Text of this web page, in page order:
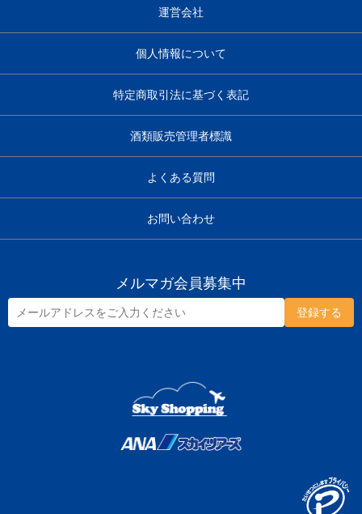
運営会社
個人情報について
特定商取引法に基づく表記
酒類販売管理者標識
よくある質問
お問い合わせ
メルマガ会員募集中